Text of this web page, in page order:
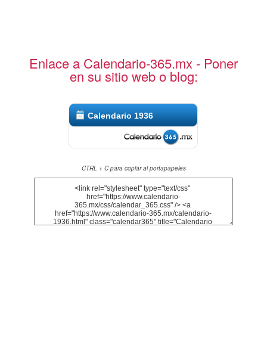
Enlace a Calendario-365.mx - Poner
en su sitio web o blog:
Calendario 1936
CTRL + C para copiar al portapapeles